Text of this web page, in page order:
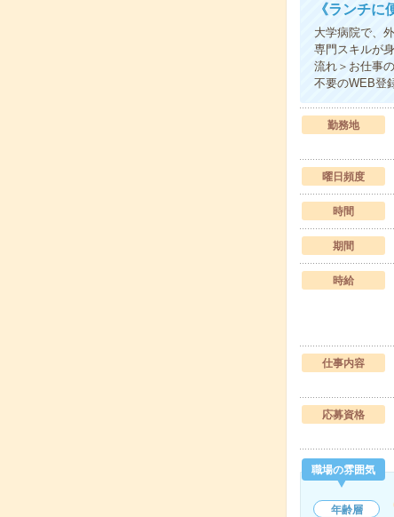
《ランチ
大学病院で、
専門スキルが
流れ＞お仕事
不要のWEB登
勤務地
曜日頻度
時間
期間
時給
仕事内容
応募資格
職場の雰囲気
年齢層